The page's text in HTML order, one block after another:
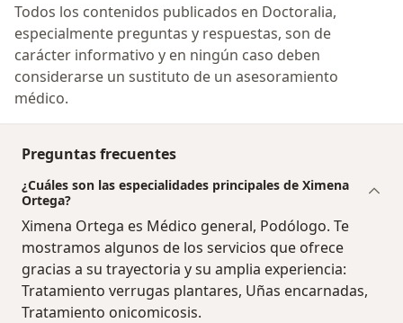
Todos los contenidos publicados en Doctoralia,
especialmente preguntas y respuestas, son de
carácter informativo y en ningún caso deben
considerarse un sustituto de un asesoramiento
médico.
Preguntas frecuentes
¿Cuáles son las especialidades principales de Ximena
Ortega?
Ximena Ortega es Médico general, Podólogo. Te
mostramos algunos de los servicios que ofrece
gracias a su trayectoria y su amplia experiencia:
Tratamiento verrugas plantares, Uñas encarnadas,
Tratamiento onicomicosis.